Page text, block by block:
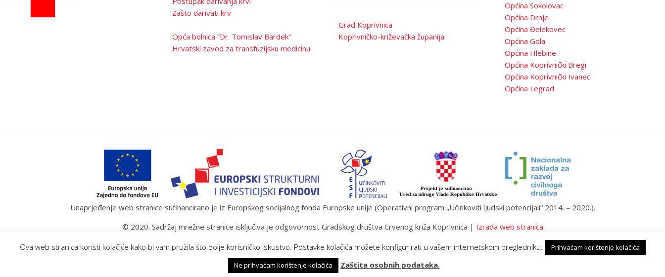
Zašto darivati krv
Opća bolnica “Dr. Tomislav Bardek”
Hrvatski zavod za transfuzijsku medicinu
Grad Koprivnica
Koprivničko-križevačka županija
Općina Sokolovac
Općina Drnje
Općina Đelekovec
Općina Gola
Općina Hlebine
Općina Koprivnički Bregi
Općina Koprivnički Ivanec
Općina Legrad
Unaprjeđenje web stranice sufinancirano je iz Europskog socijalnog fonda Europske unije (Operativni program „Učinkoviti ljudski potencijali“ 2014. – 2020.).
© 2020. Sadržaj mrežne stranice isključiva je odgovornost Gradskog društva Crvenog križa Koprivnica | Izrada web stranica
Ova web stranica koristi kolačiće kako bi vam pružila što bolje korisničko iskustvo. Postavke kolačića možete konfigurirati u vašem internetskom pregledniku.
Prihvaćam korištenje kolačića
Ne prihvaćam korištenje kolačića
Zaštita osobnih podataka.